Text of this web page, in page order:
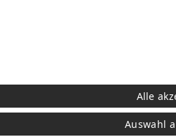
Alle
Auswahl